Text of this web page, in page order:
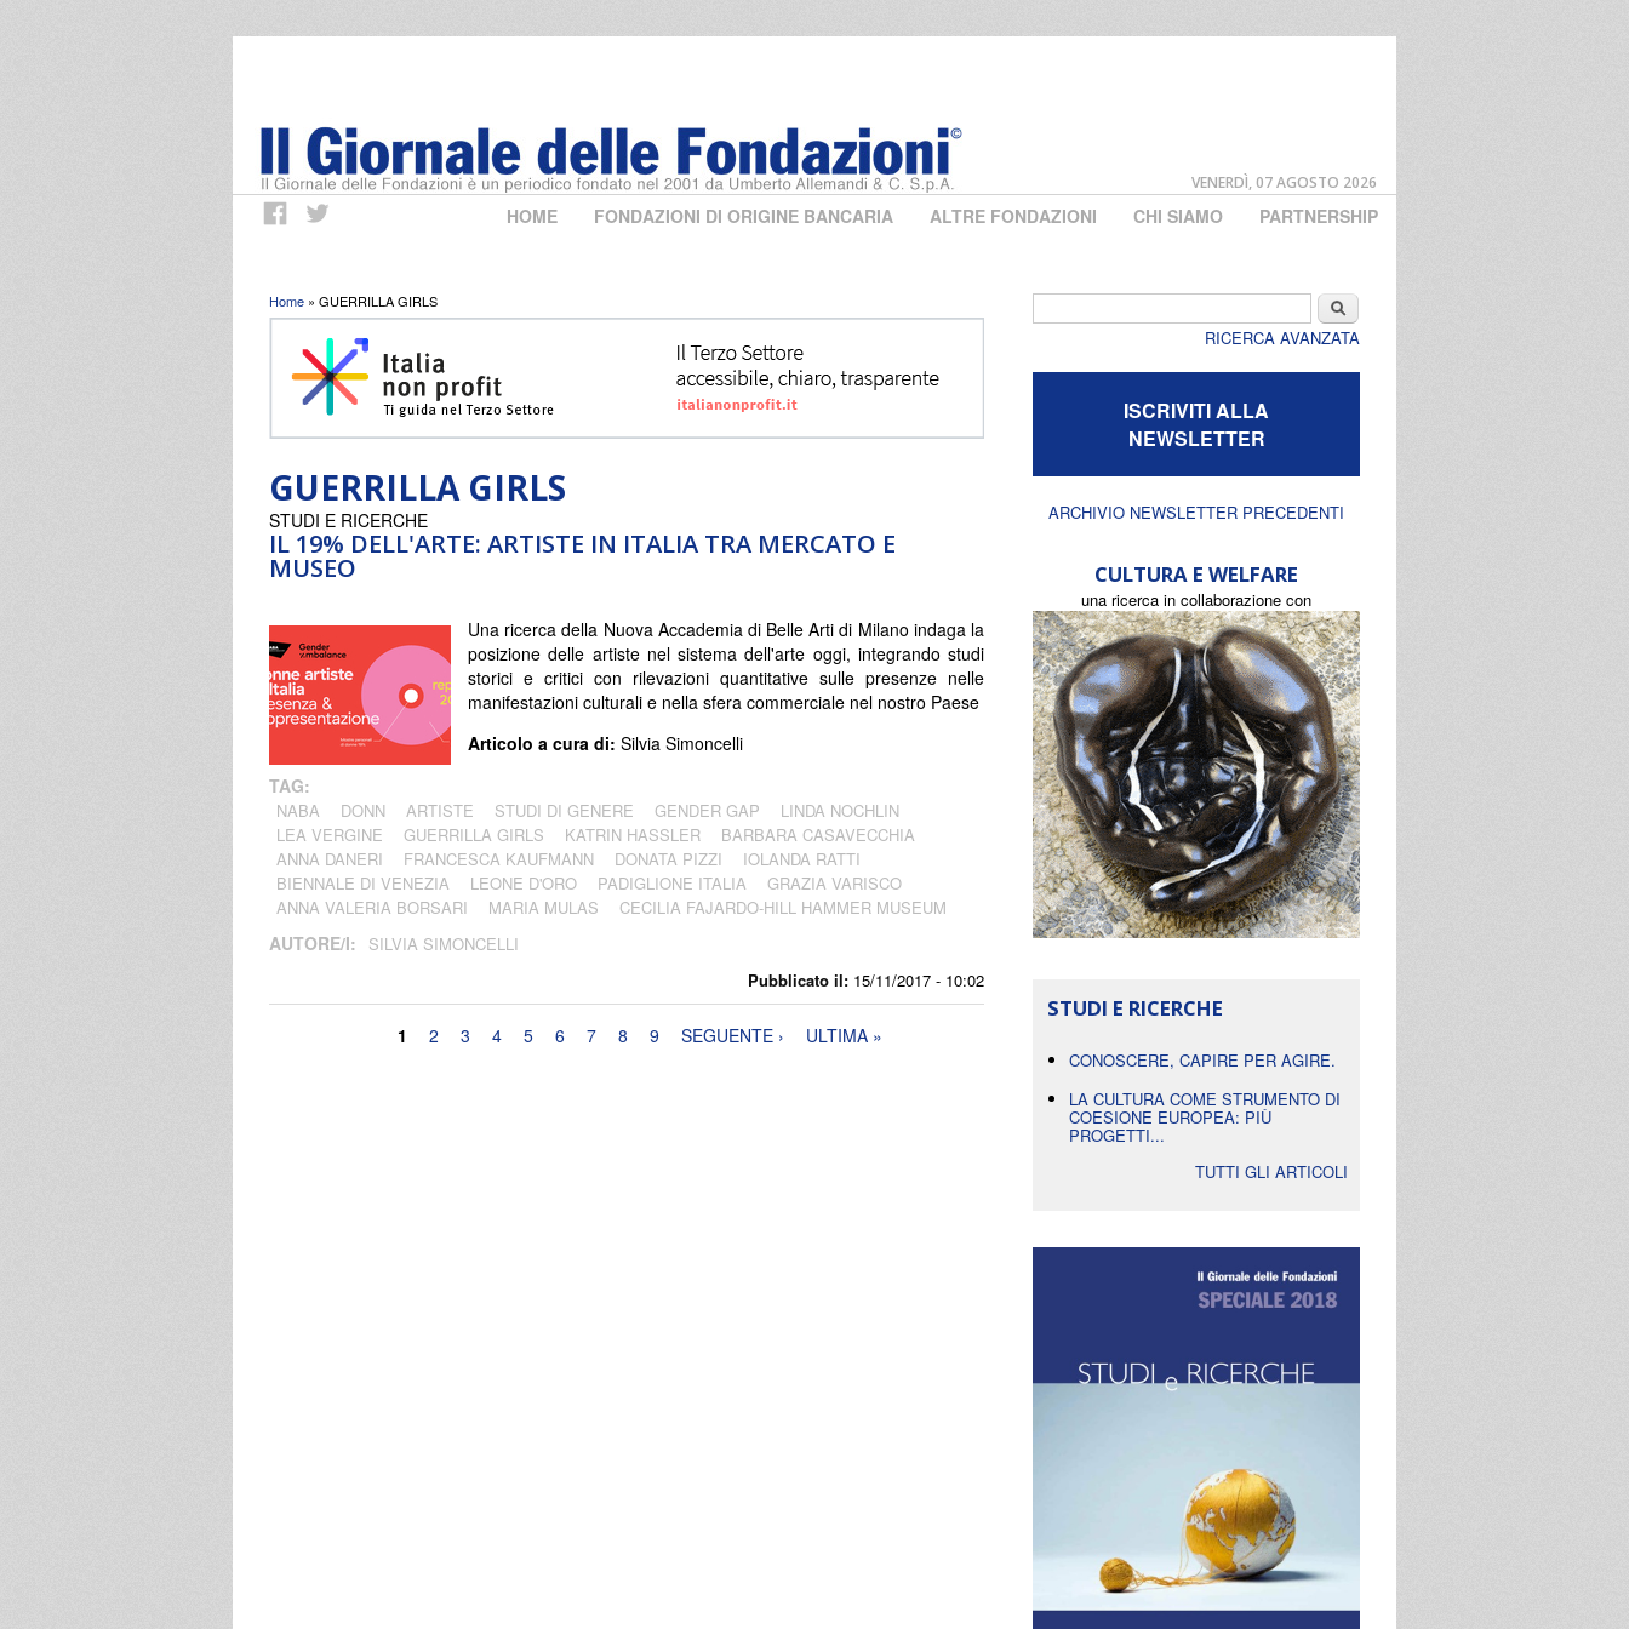
VENERDÌ, 07 AGOSTO 2026
HOME FONDAZIONI DI ORIGINE BANCARIA ALTRE FONDAZIONI CHI SIAMO PARTNERSHIP
Tu sei qui
Home » GUERRILLA GIRLS
GUERRILLA GIRLS
IL 19% DELL'ARTE: ARTISTE IN ITALIA TRA MERCATO E
MUSEO
Pubblicato il: 15/11/2017 - 10:02
STUDI E RICERCHE
Una ricerca della Nuova Accademia di Belle Arti di Milano indaga la
posizione delle artiste nel sistema dell'arte oggi, integrando studi
storici e critici con rilevazioni quantitative sulle presenze nelle
manifestazioni culturali e nella sfera commerciale nel nostro Paese
Articolo a cura di: Silvia Simoncelli
TAG:
NABA DONN ARTISTE STUDI DI GENERE GENDER GAP
LINDA NOCHLIN
LEA VERGINE
GUERRILLA GIRLS KATRIN HASSLER
BARBARA CASAVECCHIA
ANNA DANERI
FRANCESCA KAUFMANN DONATA PIZZI
IOLANDA RATTI
BIENNALE DI VENEZIA
LEONE D'ORO PADIGLIONE ITALIA
GRAZIA VARISCO
ANNA VALERIA BORSARI
MARIA MULAS CECILIA FAJARDO-HILL HAMMER MUSEUM
AUTORE/I: SILVIA SIMONCELLI
1 2 3 4 5 6 7 8 9 SEGUENTE › ULTIMA »
Cerca
RICERCA AVANZATA
ISCRIVITI ALLA
NEWSLETTER
ARCHIVIO NEWSLETTER PRECEDENTI
CULTURA E WELFARE
una ricerca in collaborazione con
STUDI E RICERCHE
CONOSCERE, CAPIRE PER AGIRE.
LA CULTURA COME STRUMENTO DI
COESIONE EUROPEA: PIÙ
PROGETTI...
TUTTI GLI ARTICOLI